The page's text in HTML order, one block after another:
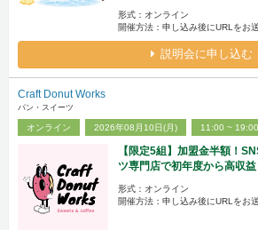
形式：オンライン
開催方法：申し込み後にURLをお
説明会に申し込む
Craft Donut Works
パン・スイーツ
オンライン 2026年08月10日(月) 11:00 ~ 19:00
【限定5組】加盟金半額！
ツ専門店で初年度から高収益
形式：オンライン
開催方法：申し込み後にURLをお